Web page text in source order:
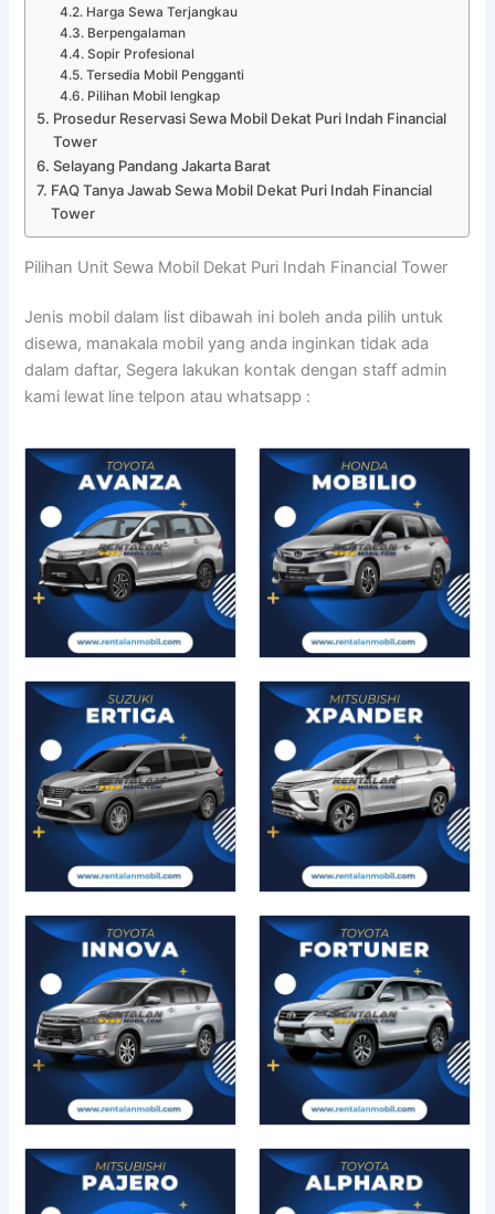
Harga Sewa Terjangkau
Berpengalaman
Sopir Profesional
Tersedia Mobil Pengganti
Pilihan Mobil lengkap
Prosedur Reservasi Sewa Mobil Dekat Puri Indah Financial
Tower
Selayang Pandang Jakarta Barat
FAQ Tanya Jawab Sewa Mobil Dekat Puri Indah Financial
Tower
Pilihan Unit Sewa Mobil Dekat Puri Indah Financial Tower
Jenis mobil dalam list dibawah ini boleh anda pilih untuk
disewa, manakala mobil yang anda inginkan tidak ada
dalam daftar, Segera lakukan kontak dengan staff admin
kami lewat line telpon atau whatsapp :